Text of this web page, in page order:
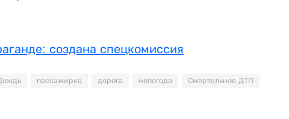
создана спецкомиссия
пассажирка дорога непогода Смертельное ДТП